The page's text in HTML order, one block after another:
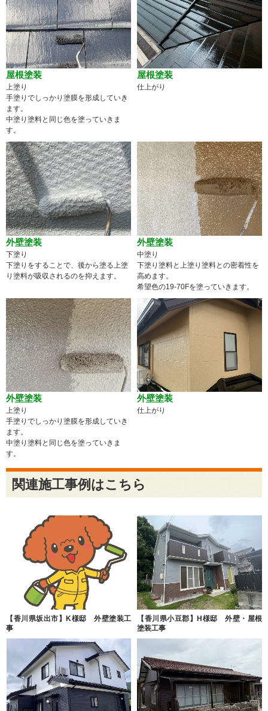
屋根塗装
上塗り
手塗りでしっかり塗膜を形成していき
ます。
中塗り塗料と同じ色を塗っていきま
す。
屋根塗装
仕上がり
外壁塗装
下塗り
下塗りをすることで、後から塗る上塗
り塗料が吸収されるのを抑えます。
外壁塗装
中塗り
下塗り塗料と上塗り塗料との密着性を
高めます。
希望色の19-70Fを塗っていきます。
外壁塗装
上塗り
手塗りでしっかり塗膜を形成していき
ます。
中塗り塗料と同じ色を塗っていきま
す。
外壁塗装
仕上がり
関連施工事例はこちら
【香川県坂出市】K様邸 外壁塗装工
事
【香川県小豆郡】H様邸 外壁・屋根
塗装工事